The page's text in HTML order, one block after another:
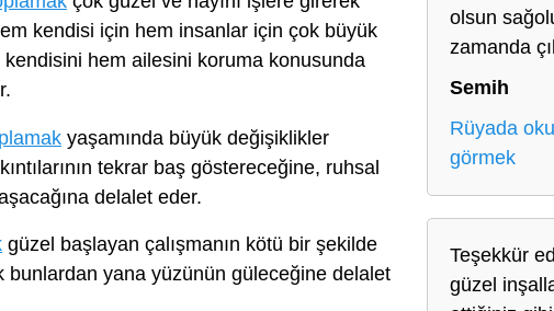
kendisi için hem insanlar için çok büyük
kendisini hem ailesini koruma konusunda
yaşamında büyük değişiklikler
tekrar baş göstereceğine, ruhsal
delalet eder.
güzel başlayan çalışmanın kötü bir şekilde
bunlardan yana yüzünün güleceğine delalet
olsun
zamanda
Semih
Rüyada
görmek
Teşekkür
güzel